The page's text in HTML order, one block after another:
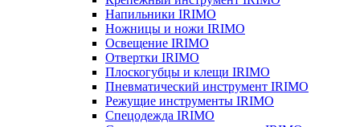
Напильники IRIMO
Ножницы и ножи IRIMO
Освещение IRIMO
Отвертки IRIMO
Плоскогубцы и клещи IRIMO
Пневматический инструмент IRIMO
Режущие инструменты IRIMO
Спецодежда IRIMO